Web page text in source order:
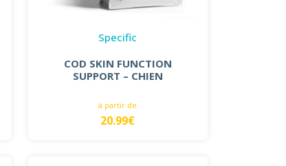
Specific
COD SKIN FUNCTION
SUPPORT – CHIEN
à partir de
20.99€